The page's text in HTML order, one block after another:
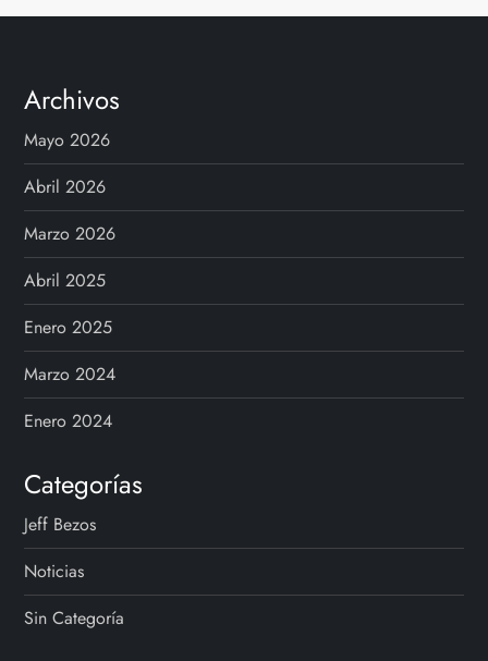
Archivos
Mayo 2026
Abril 2026
Marzo 2026
Abril 2025
Enero 2025
Marzo 2024
Enero 2024
Categorías
Jeff Bezos
Noticias
Sin Categoría